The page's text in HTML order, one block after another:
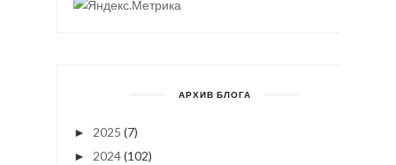
АРХИВ БЛОГА
► 2025 (7)
► 2024(102)